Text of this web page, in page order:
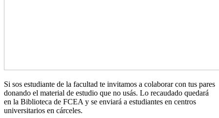
Si sos estudiante de la facultad te invitamos a colaborar con tus pares
donando el material de estudio que no usás. Lo recaudado quedará
en la Biblioteca de FCEA y se enviará a estudiantes en centros
universitarios en cárceles.